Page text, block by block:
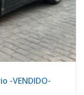
-VENDIDO-